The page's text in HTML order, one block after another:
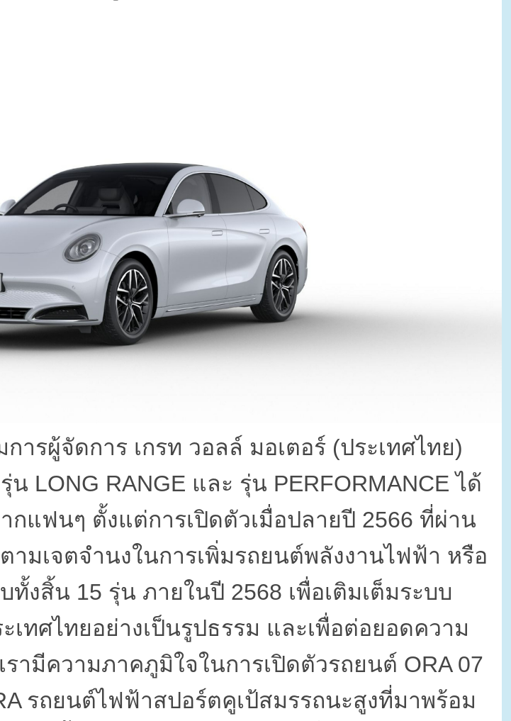
รผู้จัดการ เกรท วอลล์ มอเตอร์ (ประเทศไทย)
รุ่น LONG RANGE และ รุ่น PERFORMANCEได้
กแฟนๆ ตั้งแต่การเปิดตัวเมื่อปลายปี 2566 ที่ผ่าน
ามเจตจำนงในการเพิ่มรถยนต์พลังงานไฟฟ้า หรือ
ทั้งสิ้น 15 รุ่น ภายในปี 2568 เพื่อเติมเต็มระบบ
ทศไทยอย่างเป็นรูปธรรม และเพื่อต่อยอดความ
เรามีความภาคภูมิใจในการเปิดตัวรถยนต์ ORA 07
รถยนต์ไฟฟ้าสปอร์ตคูเป้สมรรถนะสูงที่มาพร้อม